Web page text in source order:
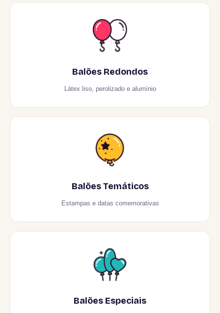
Balões Redondos
Látex liso, perolizado e alumínio
Balões Temáticos
Estampas e datas comemorativas
Balões Especiais